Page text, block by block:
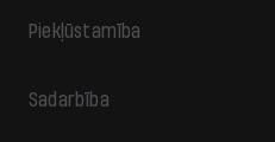
Piekļūstamība
Sadarbība